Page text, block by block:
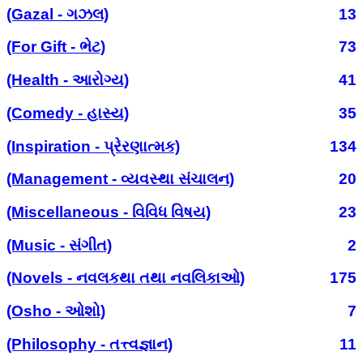
(Gazal - ગઝલ)
13
(For Gift - ભેટ)
73
(Health - આરોગ્ય)
41
(Comedy - હાસ્ય)
35
(Inspiration - પ્રેરણાત્મક)
134
(Management - વ્યવસ્થા સંચાલન)
20
(Miscellaneous - વિવિધ વિષય)
23
(Music - સંગીત)
2
(Novels - નવલકથા તથા નવલિકાઓ)
175
(Osho - ઓશો)
7
(Philosophy - તત્ત્વજ્ઞાન)
11